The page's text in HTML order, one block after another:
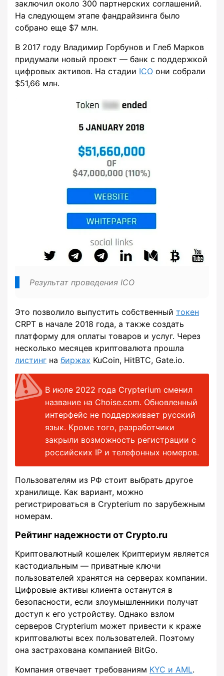
заключил около 300 партнерских соглашений.
На следующем этапе фандрайзинга было
собрано еще $7 млн.
В 2017 году Владимир Горбунов и Глеб Марков
придумали новый проект — банк с поддержкой
цифровых активов. На стадии ICO они собрали
$51,66 млн.
Результат проведения ICO
Это позволило выпустить собственный токен
CRPT в начале 2018 года, а также создать
платформу для оплаты товаров и услуг. Через
несколько месяцев криптовалюта прошла
листинг на биржах KuCoin, HitBTC, Gate.io.
В июле 2022 года Crypterium сменил
название на Choise.com. Обновленный
интерфейс не поддерживает русский
язык. Кроме того, разработчики
закрыли возможность регистрации с
российских IP и телефонных номеров.
Пользователям из РФ стоит выбрать другое
хранилище. Как вариант, можно
регистрироваться в Crypterium по зарубежным
номерам.
Рейтинг надежности от Crypto.ru
Криптовалютный кошелек Криптериум является
кастодиальным — приватные ключи
пользователей хранятся на серверах компании.
Цифровые активы клиента останутся в
безопасности, если злоумышленники получат
доступ к его устройству. Однако взлом
серверов Crypterium может привести к краже
криптовалюты всех пользователей. Поэтому
она застрахована компанией BitGo.
Компания отвечает требованиям KYC и AML.